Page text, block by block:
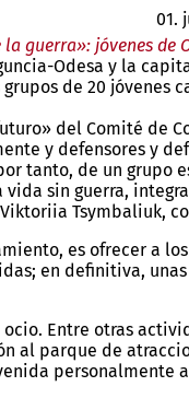
01.
la guerra»: jóvenes de
Odesa y la
de 20
del Comité de
y defensores y
tanto, de un
sin guerra,
Tsymbaliuk,
es ofrecer a
en definitiva,
Entre otras
al parque de
personalmente